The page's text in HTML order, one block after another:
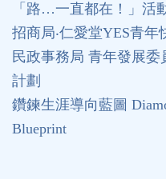
「路…一直都在！」活
招商局‧仁愛堂YES青年
民政事務局 青年發展
計劃
鑽鍊生涯導向藍圖
Blueprint